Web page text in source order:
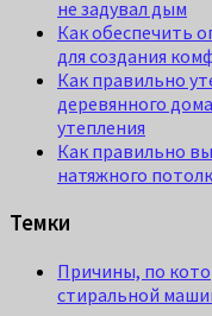
не задувал дым
Как обеспечить
для создания
Как правильно
деревянного
утепления
Как правильно
натяжного
Темки
Причины, по
стиральной